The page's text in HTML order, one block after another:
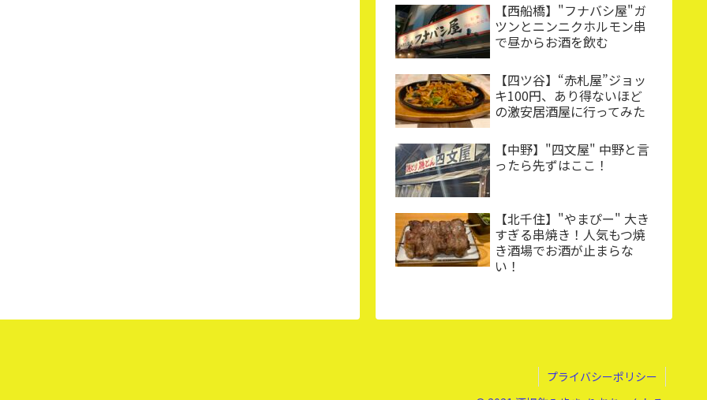
【西船橋】"フナバシ屋"ガ
ツンとニンニクホルモン串
で昼からお酒を飲む
【四ツ谷】“赤札屋”ジョッ
キ100円、あり得ないほど
の激安居酒屋に行ってみた
【中野】"四文屋" 中野と言
ったら先ずはここ！
【北千住】"やまぴー" 大き
すぎる串焼き！人気もつ焼
き酒場でお酒が止まらな
い！
プライバシーポリシー